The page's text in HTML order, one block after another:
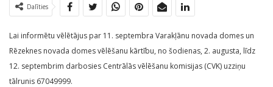
Dalīties
Lai informētu vēlētājus par 11. septembra Varakļānu novada domes un
Rēzeknes novada domes vēlēšanu kārtību, no šodienas, 2. augusta, līdz
12. septembrim darbosies Centrālās vēlēšanu komisijas (CVK) uzziņu
tālrunis 67049999.